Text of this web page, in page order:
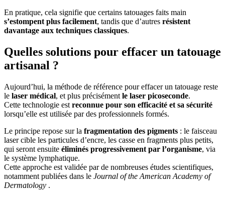
En pratique, cela signifie que certains tatouages faits main
s’estompent plus facilement, tandis que d’autres résistent
davantage aux techniques classiques.
Quelles solutions pour effacer un tatouage
artisanal ?
Aujourd’hui, la méthode de référence pour effacer un tatouage reste
le laser médical, et plus précisément le laser picoseconde.
Cette technologie est reconnue pour son efficacité et sa sécurité
lorsqu’elle est utilisée par des professionnels formés.
Le principe repose sur la fragmentation des pigments : le faisceau
laser cible les particules d’encre, les casse en fragments plus petits,
qui seront ensuite éliminés progressivement par l’organisme, via
le système lymphatique.
Cette approche est validée par de nombreuses études scientifiques,
notamment publiées dans le Journal of the American Academy of
Dermatology .